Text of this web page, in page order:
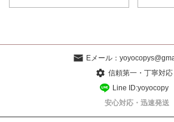
Eメール：
信頼第一・丁寧対応
Line ID:yoyocopy
安心対応・迅速発送